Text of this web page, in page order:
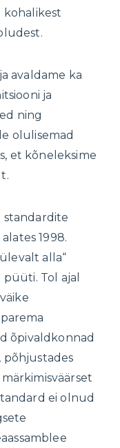
kohalikest
avaldame ka
ja
ning
olulisemad
et kõneleksime
standardite
1998.
alla“
Tol ajal
õpivaldkonnad
põhjustades
ei olnud